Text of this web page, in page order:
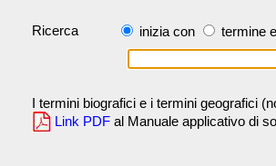
Ricerca inizia con termine
I termini biografici e i termini geografici
Link PDF al Manuale applicativo di